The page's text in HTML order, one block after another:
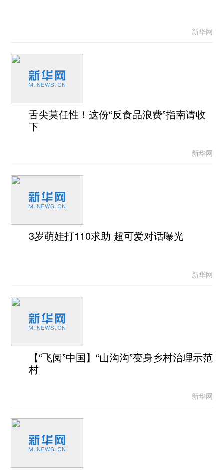
新华网
舌尖莫任性！这份“反食品浪费”指南请收
下
新华网
3岁萌娃打110求助 超可爱对话曝光
新华网
【“飞阅”中国】“山沟沟”变身乡村治理示范
村
新华网